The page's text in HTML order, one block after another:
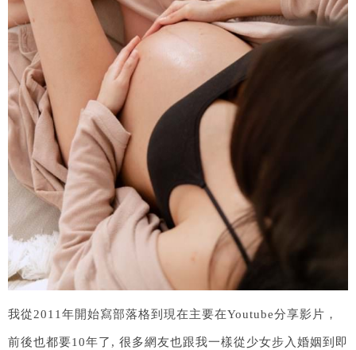
我從2011年開始寫部落格到現在主要在Youtube分享影片，
前後也都要10年了, 很多網友也跟我一樣從少女步入婚姻到即